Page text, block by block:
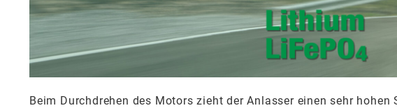
Beim Durchdrehen des Motors zieht der Anlasser einen sehr